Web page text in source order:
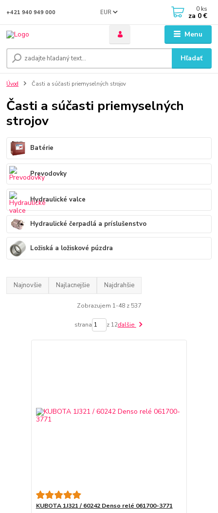
Menu
EUR
Hľadať
+421 940 949 000 0 ks
za 0 €
Úvod Časti a súčasti priemyselných strojov
Časti a súčasti priemyselných
strojov
Batérie
Prevodovky
Hydraulické valce
Hydraulické čerpadlá a príslušenstvo
Ložiská a ložiskové púzdra
Najnovšie Najlacnejšie Najdrahšie
Zobrazujem 1-48 z 537
strana z 12ďalšie
KUBOTA 1J321 / 60242 Denso relé 061700-3771